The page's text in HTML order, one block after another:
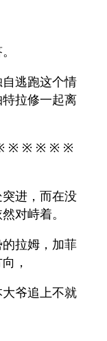
逃跑这个情
拉修一起离
※ ※ ※ ※ ※
进，而在没
对峙着。
拉姆，加菲
，
大爷追上不就